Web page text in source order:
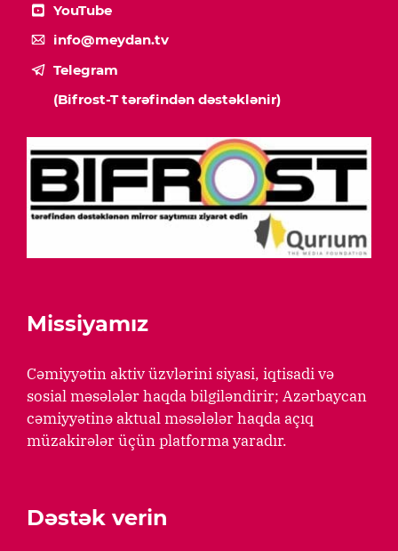
YouTube
info@meydan.tv
Telegram
(Bifrost-T tərəfindən dəstəklənir)
Missiyamız
Cəmiyyətin aktiv üzvlərini siyasi, iqtisadi və
sosial məsələlər haqda bilgiləndirir; Azərbaycan
cəmiyyətinə aktual məsələlər haqda açıq
müzakirələr üçün platforma yaradır.
Dəstək verin